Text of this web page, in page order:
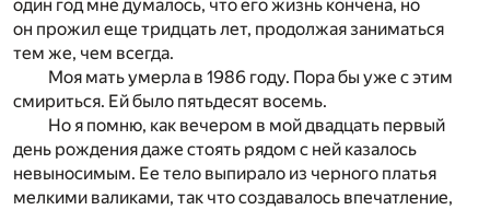
один год мне думалось, что его жизнь кончена, но
он прожил еще тридцать лет, продолжая заниматься
тем же, чем всегда.
Моя мать умерла в 1986 году. Пора бы уже с этим
смириться. Ей было пятьдесят восемь.
Но я помню, как вечером в мой двадцать первый
день рождения даже стоять рядом с ней казалось
невыносимым. Ее тело выпирало из черного платья
мелкими валиками, так что создавалось впечатление,